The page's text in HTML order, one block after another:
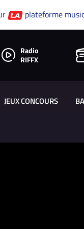
plateforme
Radio
RIFFX
JEUX CONCOURS